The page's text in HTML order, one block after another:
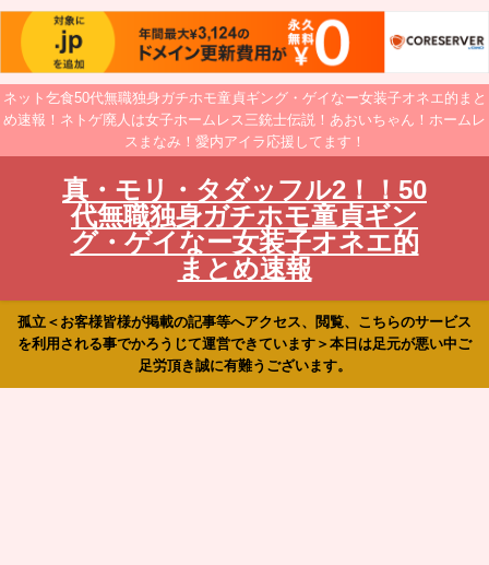
ネット乞食50代無職独身ガチホモ童貞ギング・ゲイなー女装子オネエ的まと
め速報！ネトゲ廃人は女子ホームレス三銃士伝説！あおいちゃん！ホームレ
スまなみ！愛内アイラ応援してます！
真・モリ・タダッフル2！！50
代無職独身ガチホモ童貞ギン
グ・ゲイなー女装子オネエ的
まとめ速報
孤立＜お客様皆様が掲載の記事等へアクセス、閲覧、こちらのサービス
を利用される事でかろうじて運営できています＞本日は足元が悪い中ご
足労頂き誠に有難うございます。